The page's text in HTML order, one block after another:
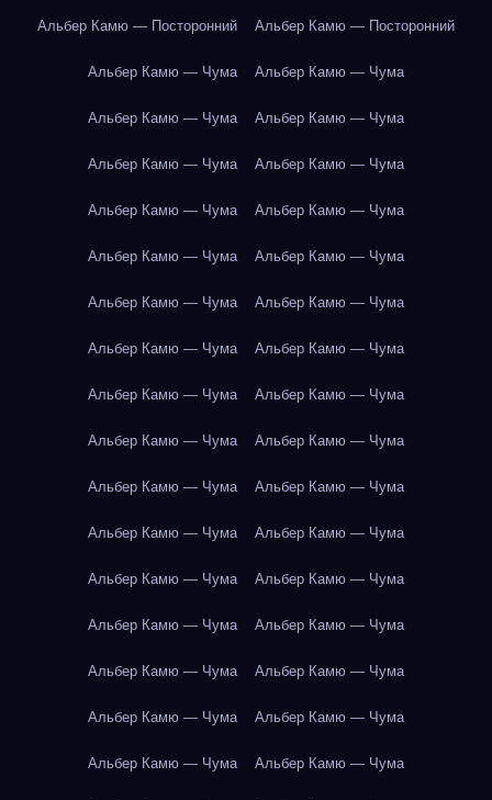
Альбер Камю — Посторонний Альбер Камю — Посторонний
Альбер Камю — Чума Альбер Камю — Чума
Альбер Камю — Чума Альбер Камю — Чума
Альбер Камю — Чума Альбер Камю — Чума
Альбер Камю — Чума Альбер Камю — Чума
Альбер Камю — Чума Альбер Камю — Чума
Альбер Камю — Чума Альбер Камю — Чума
Альбер Камю — Чума Альбер Камю — Чума
Альбер Камю — Чума Альбер Камю — Чума
Альбер Камю — Чума Альбер Камю — Чума
Альбер Камю — Чума Альбер Камю — Чума
Альбер Камю — Чума Альбер Камю — Чума
Альбер Камю — Чума Альбер Камю — Чума
Альбер Камю — Чума Альбер Камю — Чума
Альбер Камю — Чума Альбер Камю — Чума
Альбер Камю — Чума Альбер Камю — Чума
Альбер Камю — Чума Альбер Камю — Чума